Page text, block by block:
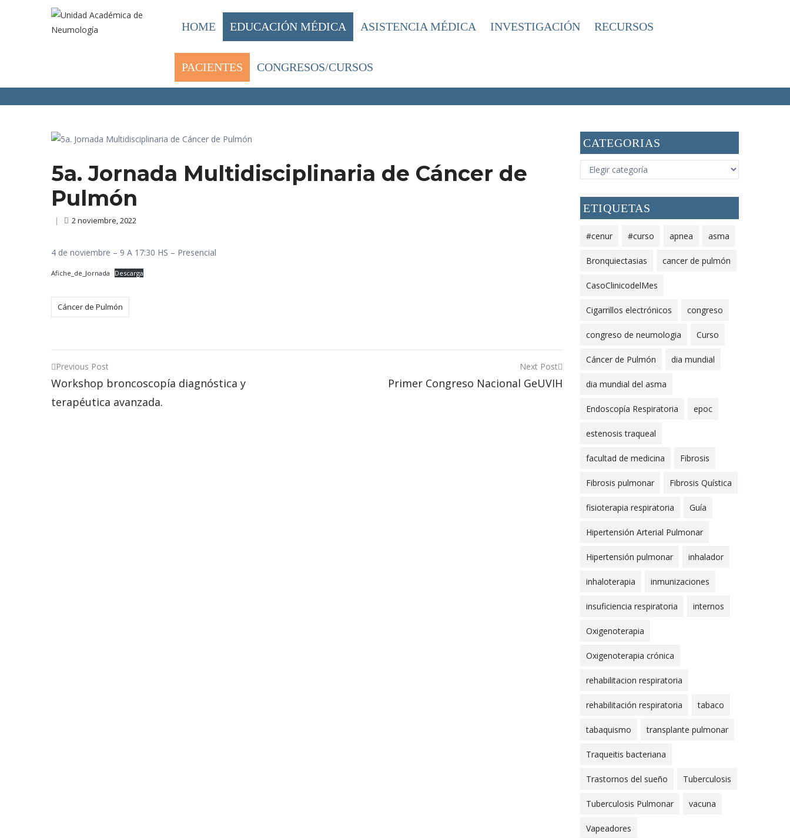
HOME EDUCACIÓN MÉDICA ASISTENCIA MÉDICA INVESTIGACIÓN RECURSOS
PACIENTES CONGRESOS/CURSOS
CONGRESOS/5A. JORNADA MULTIDISCIPLINARIA DE CÁNCER DE PULMÓN
5a. Jornada Multidisciplinaria de Cáncer de
Pulmón
| 2 noviembre, 2022
4 de noviembre – 9 A 17:30 HS – Presencial
Afiche_de_Jornada Descarga
Cáncer de Pulmón
Post
navigation
Previous Post
Workshop broncoscopía diagnóstica y
terapéutica avanzada.
Next Post
Primer Congreso Nacional GeUVIH
CATEGORIAS
CATEGORIAS
ETIQUETAS
#cenur #curso apnea asma
Bronquiectasias cancer de pulmón
CasoClinicodelMes
Cigarrillos electrónicos congreso
congreso de neumologia Curso
Cáncer de Pulmón dia mundial
dia mundial del asma
Endoscopía Respiratoria epoc
estenosis traqueal
facultad de medicina Fibrosis
Fibrosis pulmonar Fibrosis Quística
fisioterapia respiratoria Guía
Hipertensión Arterial Pulmonar
Hipertensión pulmonar inhalador
inhaloterapia inmunizaciones
insuficiencia respiratoria internos
Oxigenoterapia
Oxigenoterapia crónica
rehabilitacion respiratoria
rehabilitación respiratoria tabaco
tabaquismo transplante pulmonar
Traqueitis bacteriana
Trastornos del sueño Tuberculosis
Tuberculosis Pulmonar vacuna
Vapeadores